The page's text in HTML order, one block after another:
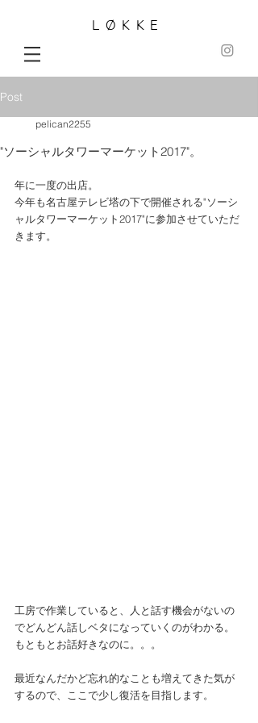
LØKKE
Post
"ソーシャルタワーマーケット2017"。
pelican2255
年に一度の出店。
今年も名古屋テレビ塔の下で開催される"ソーシ
ャルタワーマーケット2017"に参加させていただ
きます。
工房で作業していると、人と話す機会がないの
でどんどん話しベタになっていくのがわかる。
もともとお話好きなのに。。。
最近なんだかど忘れ的なことも増えてきた気が
するので、ここで少し復活を目指します。